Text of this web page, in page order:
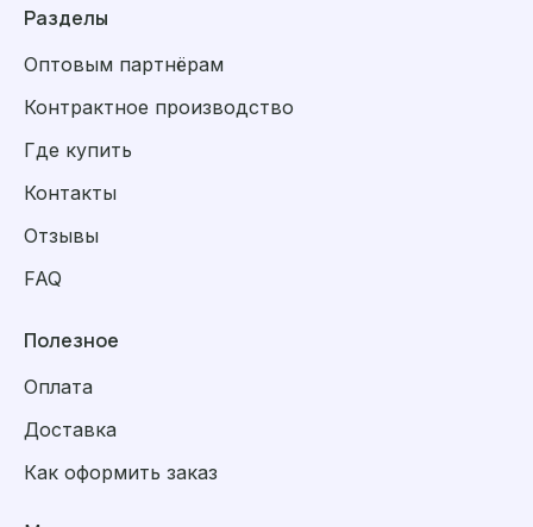
Разделы
Оптовым партнёрам
Контрактное производство
Где купить
Контакты
Отзывы
FAQ
Полезное
Оплата
Доставка
Как оформить заказ